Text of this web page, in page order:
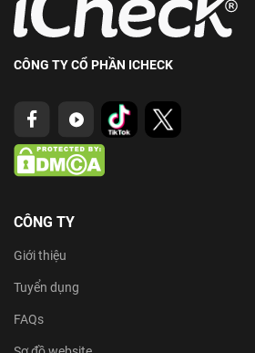
CÔNG TY CỔ PHẦN ICHECK
CÔNG TY
Giới thiệu
Tuyển dụng
FAQs